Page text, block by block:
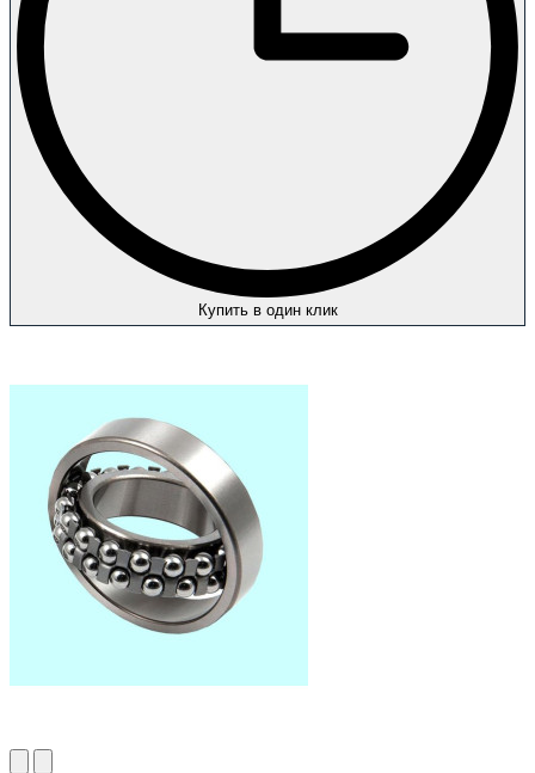
Купить в один клик